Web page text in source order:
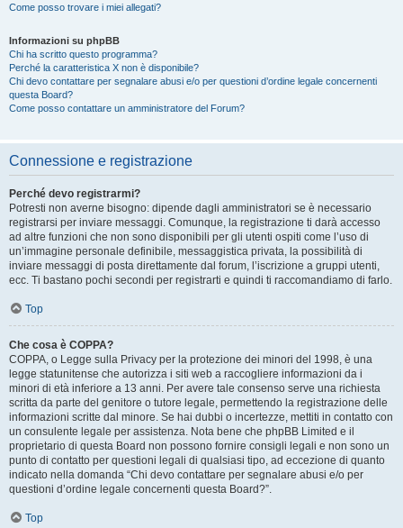
Come posso trovare i miei allegati?
Informazioni su phpBB
Chi ha scritto questo programma?
Perché la caratteristica X non è disponibile?
Chi devo contattare per segnalare abusi e/o per questioni d’ordine legale concernenti
questa Board?
Come posso contattare un amministratore del Forum?
Connessione e registrazione
Perché devo registrarmi?
Potresti non averne bisogno: dipende dagli amministratori se è necessario
registrarsi per inviare messaggi. Comunque, la registrazione ti darà accesso
ad altre funzioni che non sono disponibili per gli utenti ospiti come l’uso di
un’immagine personale definibile, messaggistica privata, la possibilità di
inviare messaggi di posta direttamente dal forum, l’iscrizione a gruppi utenti,
ecc. Ti bastano pochi secondi per registrarti e quindi ti raccomandiamo di farlo.
Top
Che cosa è COPPA?
COPPA, o Legge sulla Privacy per la protezione dei minori del 1998, è una
legge statunitense che autorizza i siti web a raccogliere informazioni da i
minori di età inferiore a 13 anni. Per avere tale consenso serve una richiesta
scritta da parte del genitore o tutore legale, permettendo la registrazione delle
informazioni scritte dal minore. Se hai dubbi o incertezze, mettiti in contatto con
un consulente legale per assistenza. Nota bene che phpBB Limited e il
proprietario di questa Board non possono fornire consigli legali e non sono un
punto di contatto per questioni legali di qualsiasi tipo, ad eccezione di quanto
indicato nella domanda “Chi devo contattare per segnalare abusi e/o per
questioni d’ordine legale concernenti questa Board?”.
Top